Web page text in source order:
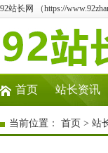
92站长网 （https://
首页 站长资讯
当前位置： 首页 > 站